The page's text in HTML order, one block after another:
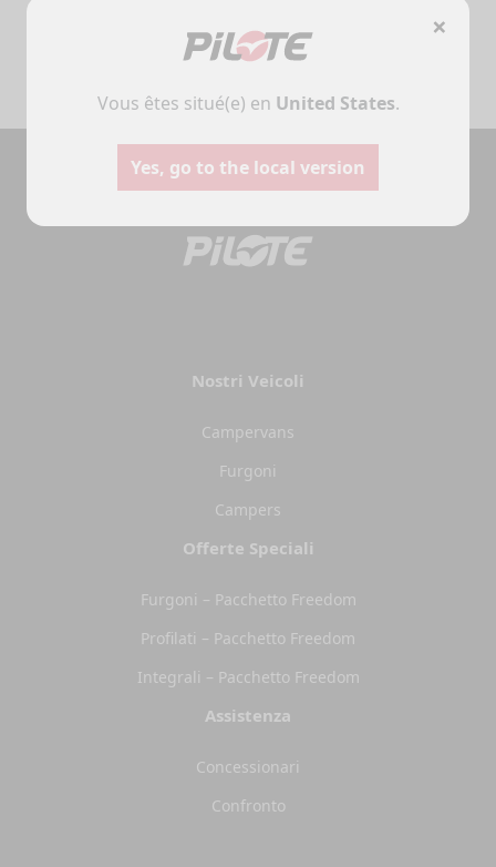
Selezionare
Nostri Veicoli
Campervans
Furgoni
Campers
Offerte Speciali
Furgoni – Pacchetto Freedom
Profilati – Pacchetto Freedom
Integrali – Pacchetto Freedom
Assistenza
Concessionari
Confronto
×
Vous êtes situé(e) en United States.
Yes, go to the local version